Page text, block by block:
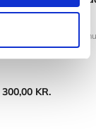
bygninger
Torben Valdbjørn
300,00 KR.